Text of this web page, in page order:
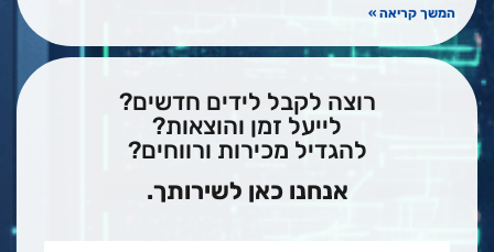
המשך קריאה »
רוצה לקבל לידים חדשים?
לייעל זמן והוצאות?
להגדיל מכירות ורווחים?
אנחנו כאן לשירותך.